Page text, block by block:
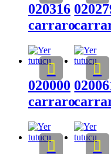
020316
carraro
020000
carraro